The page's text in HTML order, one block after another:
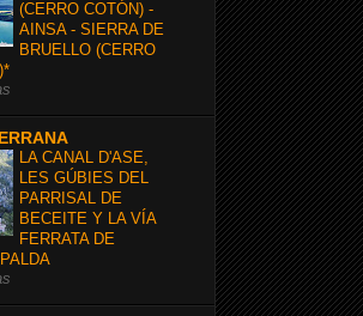
(CERRO COTÓN) -
AINSA - SIERRA DE
BRUELLO (CERRO
LA CANAL D'ASE,
LES GÚBIES DEL
PARRISAL DE
BECEITE Y LA VÍA
FERRATA DE